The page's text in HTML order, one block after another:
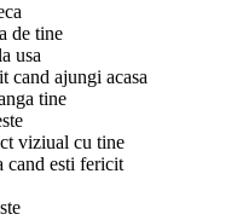
de tine
usa
cand ajungi acasa
tine
viziual cu tine
cand esti fericit